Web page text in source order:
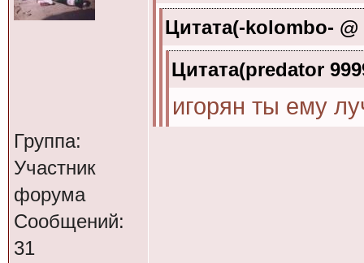
Менты.
Группа:
Участник
форума
Сообщений:
31
Цитата(-kolombo-
Цитата(predator
игорян ты ему